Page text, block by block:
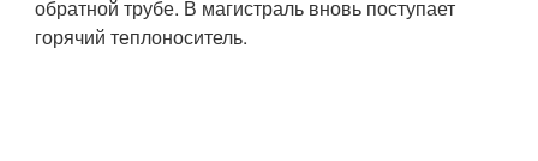
обратной трубе. В магистраль вновь поступает
горячий теплоноситель.